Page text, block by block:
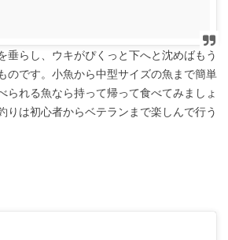
垂らし、ウキがぴくっと下へと沈めばもう
のです。小魚から中型サイズの魚まで簡単
られる魚なら持って帰って食べてみましょ
りは初心者からベテランまで楽しんで行う